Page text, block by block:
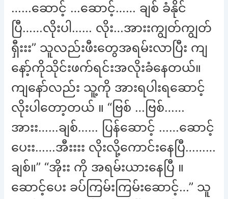
……ဆောင့် …ဆောင့်…… ချစ် ခံနိုင်
ပြီ……လိုးပါ…… လိုး…အားးကျွတ်ကျွတ်
ရှီးးး” သူလည်းဖီးတွေအရမ်းလာပြီး ကျ
နော့်ကိုသိုင်းဖက်ရင်းအလိုးခံနေတယ်။
ကျနော်လည်း သူ့ကို အားရပါးရဆောင့်
လိုးပါတော့တယ် ။ “ဗြစ် …ဗြစ်……
အားး……ချစ်…… ပြန်ဆောင့် ……ဆောင့်
ပေးး……အီးးးး လိုးလို့ကောင်းနေပြီ………
ချစ်။” “အိုးး ကို အရမ်းယားနေပြီ ။
ဆောင့်ပေး ခပ်ကြမ်းကြမ်းဆောင့်…” သူ